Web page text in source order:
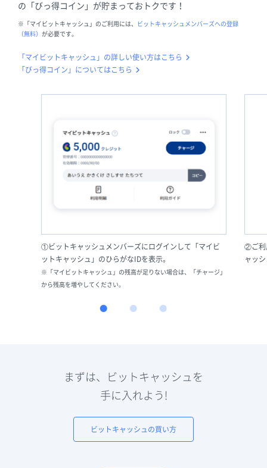
の「びっ得コイン」が貯まっておトクです！
※「マイビットキャッシュ」のご利用には、
ビットキャッシュメンバーズへの登録
（無料） が必要です。
「マイビットキャッシュ」の詳しい使い方はこちら
「びっ得コイン」についてはこちら
①ビットキャッシュメンバーズにログインして「マイビ
ットキャッシュ」のひらがなIDを表示。
※「マイビットキャッシュ」の残高が足りない場合は、「チャージ」
から残高を増やしてください。
②ご利
ャッ
まずは、ビットキャッシュを
手に入れよう!
ビットキャッシュの買い方